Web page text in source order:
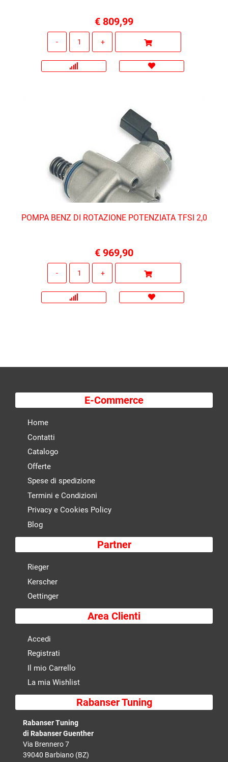
€ 809,99
POMPA BENZ DI ROTAZIONE POTENZIATA TFSI 2,0
€ 969,90
E-Commerce
Home
Contatti
Catalogo
Offerte
Spese di spedizione
Termini e Condizioni
Privacy e Cookies Policy
Blog
Partner
Rieger
Kerscher
Oettinger
Area Clienti
Accedi
Registrati
Il mio Carrello
La mia Wishlist
Rabanser Tuning
Rabanser Tuning
di Rabanser Guenther
Via Brennero 7
39040 Barbiano (BZ)